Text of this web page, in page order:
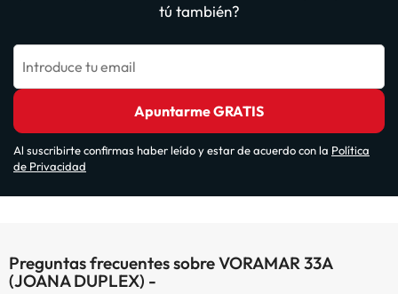
tú también?
Introduce tu email
Apuntarme GRATIS
Al suscribirte confirmas haber leído y estar de acuerdo con la Política
de Privacidad
Preguntas frecuentes sobre VORAMAR 33A
(JOANA DUPLEX) -